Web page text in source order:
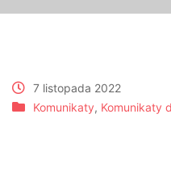
7 listopada 2022
Komunikaty, Komunikaty